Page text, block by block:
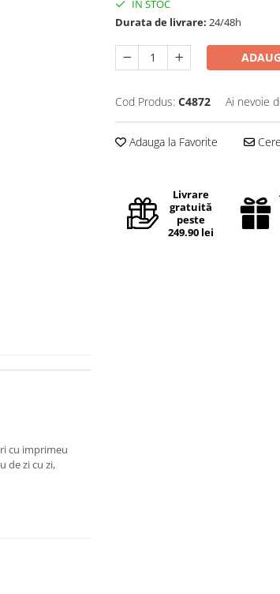
IN STOC
Durata de livrare: 24/48h
Cod Produs: C4872 Ai nevoie
Adauga la Favorite
Livrare
gratuită
peste
249.90 lei
cu imprimeu
de zi cu zi,